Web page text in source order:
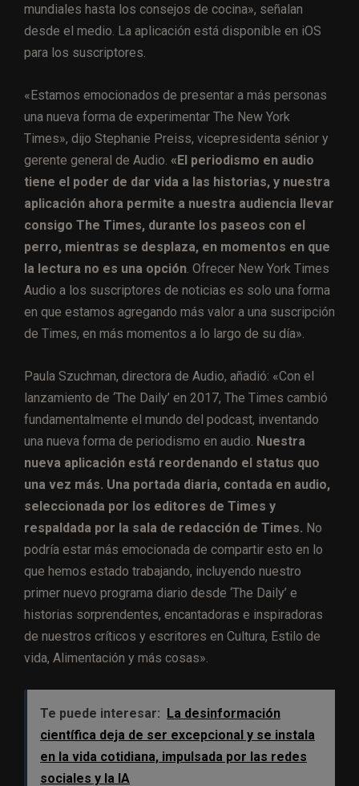
mundiales hasta los consejos de cocina», señalan
desde el medio. La aplicación está disponible en iOS
para los suscriptores.
«Estamos emocionados de presentar a más personas
una nueva forma de experimentar The New York
Times», dijo Stephanie Preiss, vicepresidenta sénior y
gerente general de Audio. «El periodismo en audio
tiene el poder de dar vida a las historias, y nuestra
aplicación ahora permite a nuestra audiencia llevar
consigo The Times, durante los paseos con el
perro, mientras se desplaza, en momentos en que
la lectura no es una opción. Ofrecer New York Times
Audio a los suscriptores de noticias es solo una forma
en que estamos agregando más valor a una suscripción
de Times, en más momentos a lo largo de su día».
Paula Szuchman, directora de Audio, añadió: «Con el
lanzamiento de ‘The Daily’ en 2017, The Times cambió
fundamentalmente el mundo del podcast, inventando
una nueva forma de periodismo en audio. Nuestra
nueva aplicación está reordenando el status quo
una vez más. Una portada diaria, contada en audio,
seleccionada por los editores de Times y
respaldada por la sala de redacción de Times. No
podría estar más emocionada de compartir esto en lo
que hemos estado trabajando, incluyendo nuestro
primer nuevo programa diario desde ‘The Daily’ e
historias sorprendentes, encantadoras e inspiradoras
de nuestros críticos y escritores en Cultura, Estilo de
vida, Alimentación y más cosas».
Te puede interesar: La desinformación
científica deja de ser excepcional y se instala
en la vida cotidiana, impulsada por las redes
sociales y la IA